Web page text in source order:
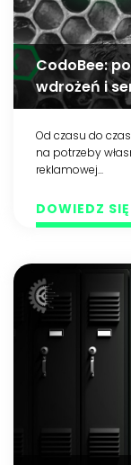
CodoBee:
wdrożeń i
Od czasu do
na potrzeby
reklamowej...
DOWIEDZ